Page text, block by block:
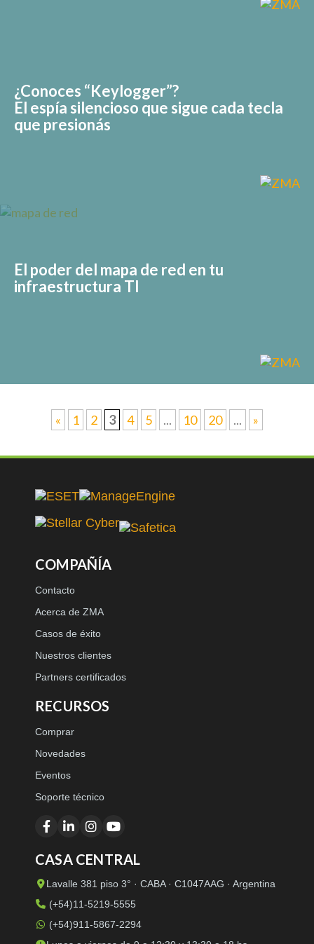
¿Conoces “Keylogger”?
El espía silencioso que sigue cada tecla
que presionás
El poder del mapa de red en tu
infraestructura TI
« 1 2 3 4 5 ... 10 20 ... »
COMPAÑÍA
Contacto
Acerca de ZMA
Casos de éxito
Nuestros clientes
Partners certificados
RECURSOS
Comprar
Novedades
Eventos
Soporte técnico
CASA CENTRAL
Lavalle 381 piso 3° · CABA · C1047AAG · Argentina
(+54)11-5219-5555
(+54)911-5867-2294